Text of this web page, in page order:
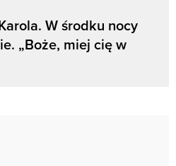
W środku nocy
„Boże, miej cię w